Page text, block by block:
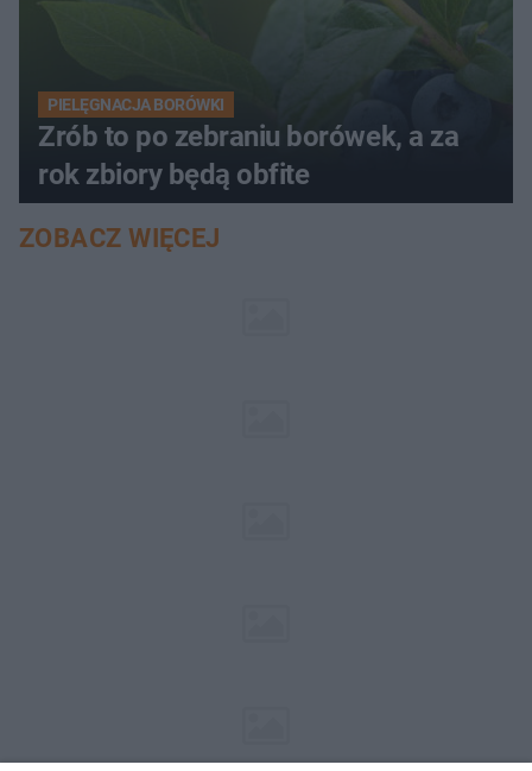
PIELĘGNACJA BORÓWKI
Zrób to po zebraniu borówek, a za
rok zbiory będą obfite
ZOBACZ WIĘCEJ